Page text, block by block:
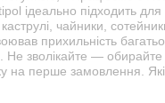
ідеально підходить
чайники,
прихильність
Не зволікайте —
на перше замовлення.